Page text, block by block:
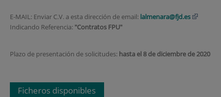
E‐MAIL: Enviar C.V. a esta dirección de email: lalmenara@fjd.es
Indicando Referencia: "Contratos FPU"
Plazo de presentación de solicitudes: hasta el 8 de diciembre de 2020
Ficheros disponibles